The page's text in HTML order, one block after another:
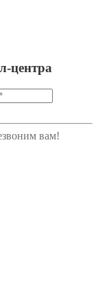
центра
вам!